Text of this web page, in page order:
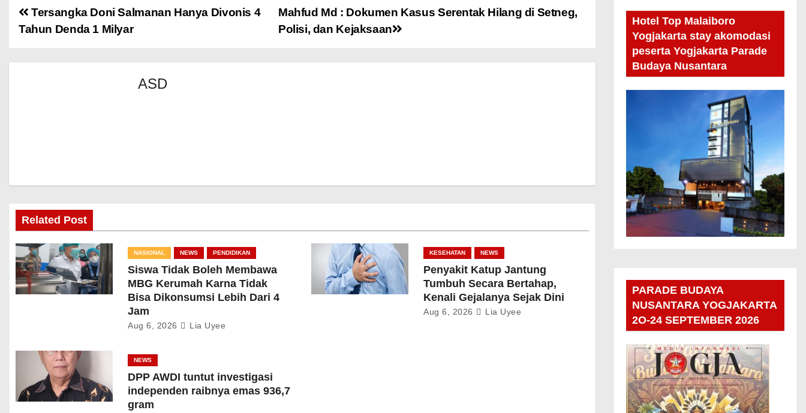
Mahfud Md : Dokumen Kasus Serentak Hilang di Setneg,
Polisi, dan Kejaksaan
Tersangka Doni Salmanan Hanya Divonis 4
Tahun Denda 1 Milyar
ASD
Related Post
NASIONAL NEWS PENDIDIKAN
Siswa Tidak Boleh Membawa
MBG Kerumah Karna Tidak
Bisa Dikonsumsi Lebih Dari 4
Jam
Aug 6, 2026 Lia Uyee
KESEHATAN NEWS
Penyakit Katup Jantung
Tumbuh Secara Bertahap,
Kenali Gejalanya Sejak Dini
Aug 6, 2026 Lia Uyee
NEWS
DPP AWDI tuntut investigasi
independen raibnya emas 936,7
gram
Hotel Top Malaiboro
Yogjakarta stay akomodasi
peserta Yogjakarta Parade
Budaya Nusantara
PARADE BUDAYA
NUSANTARA YOGJAKARTA
2O-24 SEPTEMBER 2026